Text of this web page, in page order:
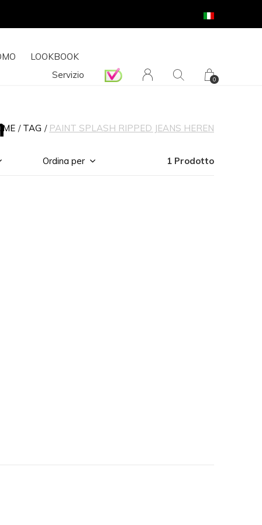
LOOKBOOK
Servizio
0
TAG PAINT SPLASH RIPPED JEANS HEREN
Ordina per 1 Prodotto